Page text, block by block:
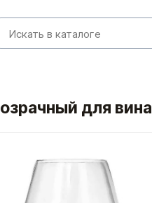
для вина